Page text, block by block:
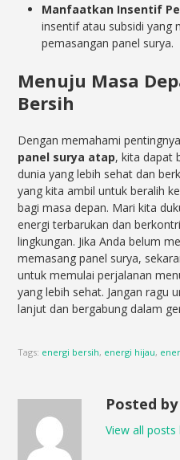
Manfaatkan Insentif
insentif atau subsidi yang
pemasangan panel surya.
Menuju Masa
Bersih
Dengan memahami pentingnya
panel surya atap, kita dapat
dunia yang lebih sehat dan
yang kita ambil untuk beralih
bagi masa depan. Mari kita
energi terbarukan dan
lingkungan. Jika Anda belum
memasang panel surya,
untuk memulai perjalanan
yang lebih sehat. Jangan ragu
lanjut dan bergabung dalam
Tags: energi bersih, energi hijau,
Posted
View all posts